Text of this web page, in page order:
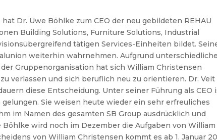
Dr. Uwe Böhlke zum CEO der neu gebildeten REHAU
Building Solutions, Furniture Solutions, Industrial
tätigen Services-Einheiten bildet.
weiterhin wahrnehmen. Aufgrund
Gruppenorganisation hat sich William Christensen
verlassen und sich beruflich neu zu orientieren. Dr. Veit
diese Entscheidung. Unter seiner Führung als CEO
Sie weisen heute wieder ein sehr erfreuliches
im Namen des gesamten SB Group ausdrücklich und
wird noch im Dezember die Aufgaben von William
von William Christensen kommt es ab 1. Januar